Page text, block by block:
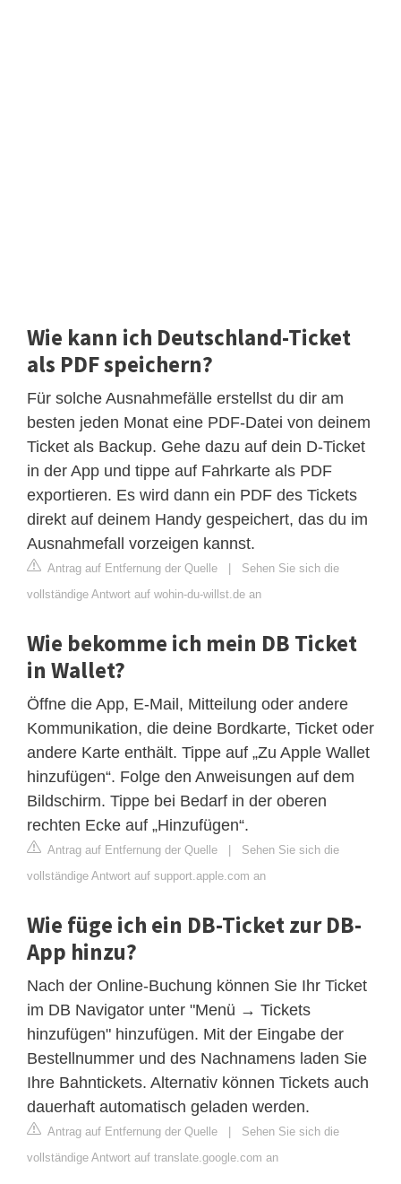
Wie kann ich Deutschland-Ticket
als PDF speichern?
Für solche Ausnahmefälle erstellst du dir am
besten jeden Monat eine PDF-Datei von deinem
Ticket als Backup. Gehe dazu auf dein D-Ticket
in der App und tippe auf Fahrkarte als PDF
exportieren. Es wird dann ein PDF des Tickets
direkt auf deinem Handy gespeichert, das du im
Ausnahmefall vorzeigen kannst.
Antrag auf Entfernung der Quelle | Sehen Sie sich die
vollständige Antwort auf wohin-du-willst.de an
Wie bekomme ich mein DB Ticket
in Wallet?
Öffne die App, E-Mail, Mitteilung oder andere
Kommunikation, die deine Bordkarte, Ticket oder
andere Karte enthält. Tippe auf „Zu Apple Wallet
hinzufügen“. Folge den Anweisungen auf dem
Bildschirm. Tippe bei Bedarf in der oberen
rechten Ecke auf „Hinzufügen“.
Antrag auf Entfernung der Quelle | Sehen Sie sich die
vollständige Antwort auf support.apple.com an
Wie füge ich ein DB-Ticket zur DB-
App hinzu?
Nach der Online-Buchung können Sie Ihr Ticket
im DB Navigator unter "Menü → Tickets
hinzufügen" hinzufügen. Mit der Eingabe der
Bestellnummer und des Nachnamens laden Sie
Ihre Bahntickets. Alternativ können Tickets auch
dauerhaft automatisch geladen werden.
Antrag auf Entfernung der Quelle | Sehen Sie sich die
vollständige Antwort auf translate.google.com an